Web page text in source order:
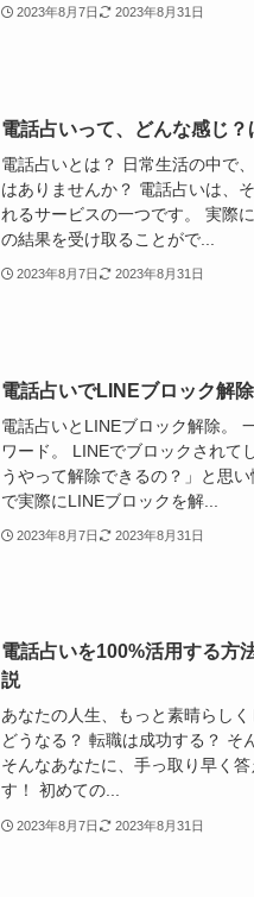
2023年8月7日 2023年8月31日
電話占いって、どんな感じ？
電話占いとは？ 日常生活の中で
はありませんか？ 電話占いは、
れるサービスの一つです。 実際
の結果を受け取ることがで...
2023年8月7日 2023年8月31日
電話占いでLINEブロック解
電話占いとLINEブロック解除。
ワード。 LINEでブロックされて
うやって解除できるの？」と思
で実際にLINEブロックを解...
2023年8月7日 2023年8月31日
電話占いを100%活用する方
説
あなたの人生、もっと素晴らし
どうなる？ 転職は成功する？ そ
そんなあなたに、手っ取り早く
す！ 初めての...
2023年8月7日 2023年8月31日